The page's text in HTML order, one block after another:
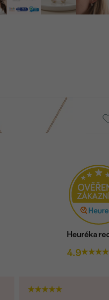
Heuréka
4.9